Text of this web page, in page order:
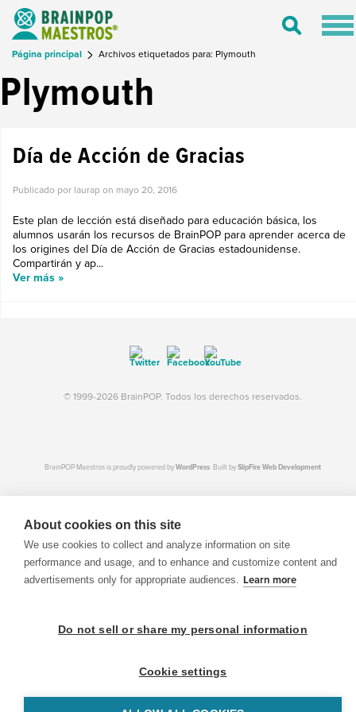
Toggle
Página principal Archivos etiquetados para: Plymouth
Plymouth
Día de Acción de Gracias
Publicado por laurap on mayo 20, 2016
Este plan de lección está diseñado para educación básica, los
alumnos usarán los recursos de BrainPOP para aprender acerca de
los origines del Día de Acción de Gracias estadounidense.
Compartirán y ap...
Ver más »
© 1999-2026 BrainPOP. Todos los derechos reservados.
BrainPOP Maestros is proudly powered byWordPress. Built bySlipFire Web Development
About cookies on this site
We use cookies to collect and analyze information on site
performance and usage, and to enhance and customize content and
advertisements only for appropriate audiences. Learn more
Do not sell or share my personal information
Cookie settings